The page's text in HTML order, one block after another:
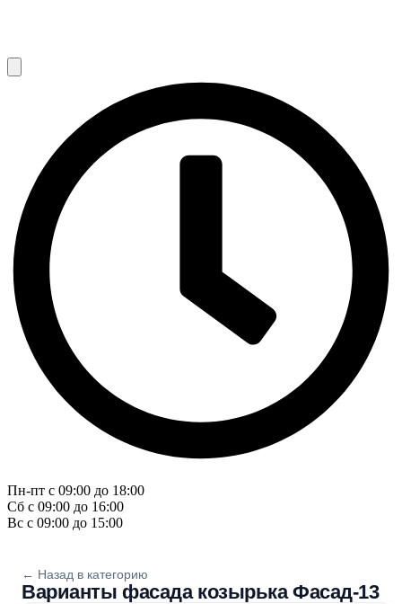
Пн-пт с 09:00 до 18:00
Сб с 09:00 до 16:00
Вс с 09:00 до 15:00
← Назад в категорию
Варианты фасада козырька Фасад-13